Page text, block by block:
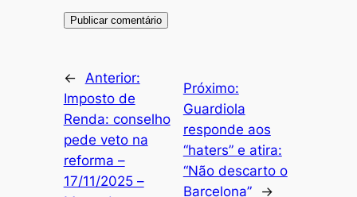
←
Anterior:
Imposto de
Renda: conselho
pede veto na
reforma –
17/11/2025 –
Próximo:
Guardiola
responde aos
“haters” e atira:
“Não descarto o
Barcelona”
→